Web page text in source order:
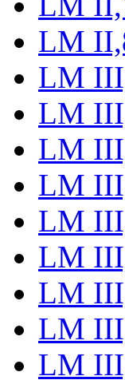
LM
LM
LM
LM
LM
LM
LM
LM
LM
LM